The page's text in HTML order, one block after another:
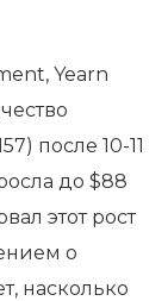
Yearn
после 10-11
до $88
этот рост
о
насколько